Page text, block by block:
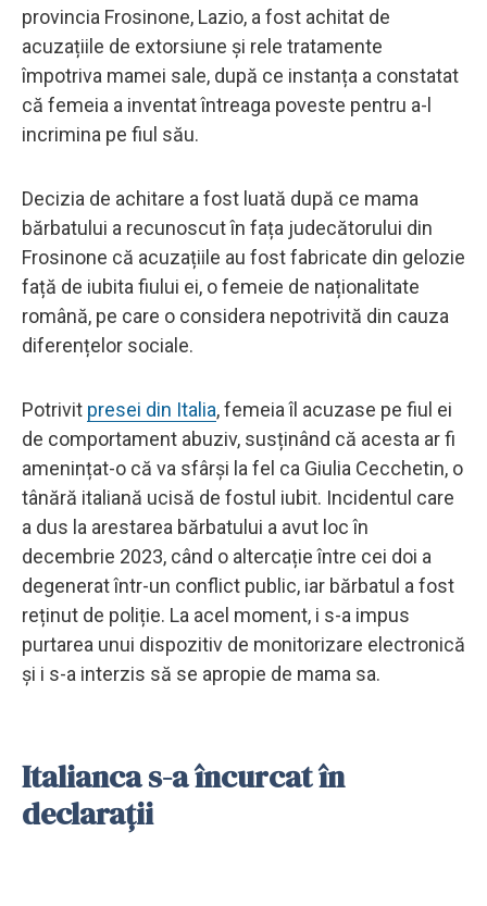
provincia Frosinone, Lazio, a fost achitat de
acuzațiile de extorsiune și rele tratamente
împotriva mamei sale, după ce instanța a constatat
că femeia a inventat întreaga poveste pentru a-l
incrimina pe fiul său.
Decizia de achitare a fost luată după ce mama
bărbatului a recunoscut în fața judecătorului din
Frosinone că acuzațiile au fost fabricate din gelozie
față de iubita fiului ei, o femeie de naționalitate
română, pe care o considera nepotrivită din cauza
diferențelor sociale.
Potrivit presei din Italia, femeia îl acuzase pe fiul ei
de comportament abuziv, susținând că acesta ar fi
amenințat-o că va sfârși la fel ca Giulia Cecchetin, o
tânără italiană ucisă de fostul iubit. Incidentul care
a dus la arestarea bărbatului a avut loc în
decembrie 2023, când o altercație între cei doi a
degenerat într-un conflict public, iar bărbatul a fost
reținut de poliție. La acel moment, i s-a impus
purtarea unui dispozitiv de monitorizare electronică
și i s-a interzis să se apropie de mama sa.
Italianca s-a încurcat în
declarații